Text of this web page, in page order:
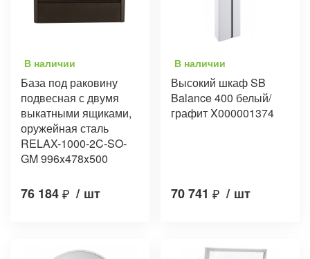
В наличии
База под раковину
подвесная с двумя
выкатными ящиками,
оружейная сталь
RELAX-1000-2C-SO-
GM 996x478x500
76 184₽ / шт
В наличии
Высокий шкаф SB
Balance 400 белый/
графит X000001374
70 741₽ / шт